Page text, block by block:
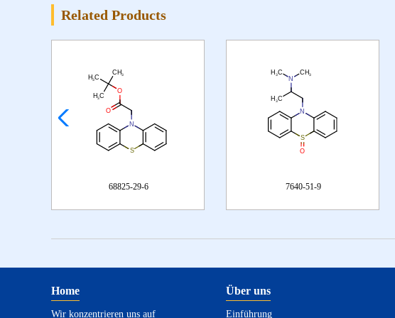
Related Products
68825-29-6
Home
Wir konzentrieren uns auf
Über uns
Einführung